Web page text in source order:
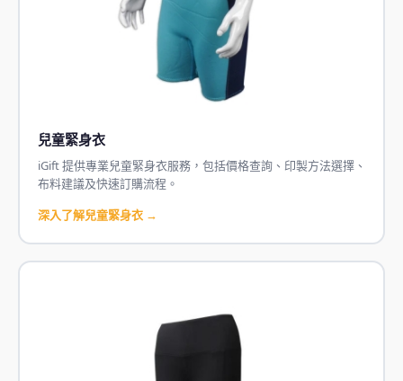
兒童緊身衣
iGift 提供專業兒童緊身衣服務，包括價格查詢、印製方法選擇、
布料建議及快速訂購流程。
深入了解兒童緊身衣 →